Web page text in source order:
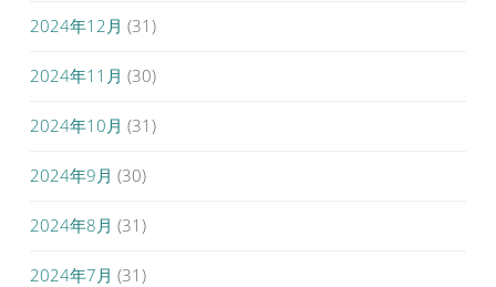
2024年12月 (31)
2024年11月 (30)
2024年10月 (31)
2024年9月 (30)
2024年8月 (31)
2024年7月 (31)